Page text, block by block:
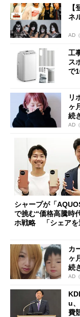
ネ
AD
工
ス
で
リ
ヶ
続
AD
シャープが「
で挑む“価格高騰時
ホ戦略 「シェアを
カ
ヶ
続
AD
u
費